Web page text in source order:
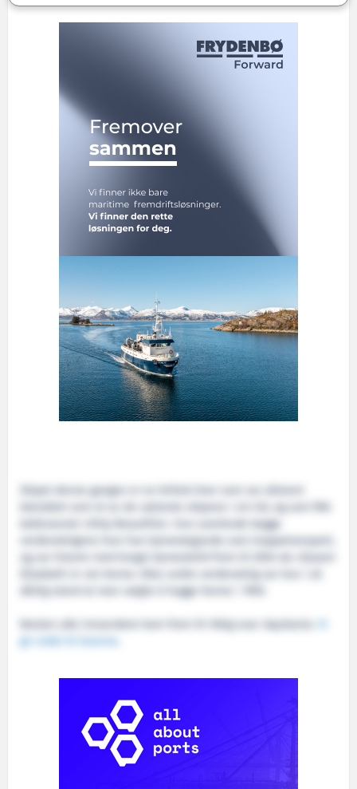
Skipet denne gangen er en britisk liner som var allment
betraktet som et av de vakreste skipene i sin tid, og som fikk
kallenavnet «Ship Beautiful». Hun overlevde begge
verdenskrigene hvor hun tjenestegjorde som troppetransport,
og var lineren med lengst tjenestetid frem til 2004 da «Queen
dårlig stand at man valgte å hugge henne i 1950.
Nesten alle innsendere kom frem til riktig svar: Aquitania.